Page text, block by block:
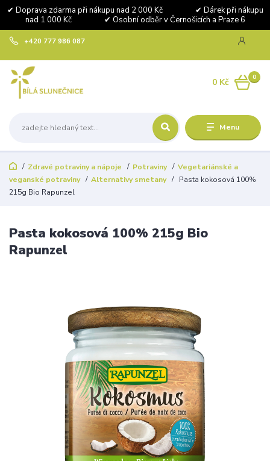
✔ Doprava zdarma při nákupu nad 2 000 Kč ✔ Dárek při nákupu
nad 1 000 Kč ✔ Osobní odběr v Černošicích a Praze 6
Menu
+420 777 986 087
0
0 Kč
Zdravé potraviny a nápoje Potraviny
Vegetariánské a
veganské potraviny
Alternativy smetany
Pasta kokosová 100%
215g Bio Rapunzel
Pasta kokosová 100% 215g Bio
Rapunzel